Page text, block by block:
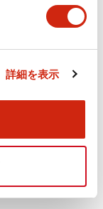
詳細を表示